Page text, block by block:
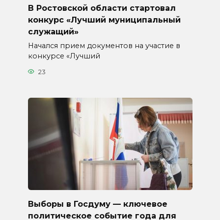
В Ростовской области стартовал
конкурс «Лучший муниципальный
служащий»
Начался прием документов на участие в
конкурсе «Лучший
23
Выборы в Госдуму — ключевое
политическое событие года для